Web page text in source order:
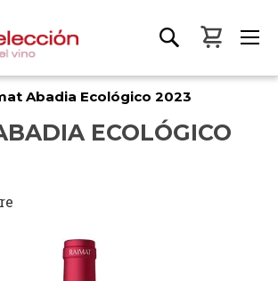
Mon
Abadia Ecológico 2023
ECOLÓGICO